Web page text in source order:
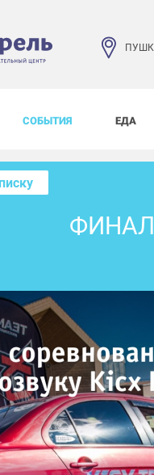
СОБЫТИЯ ЕДА
ФИНАЛ